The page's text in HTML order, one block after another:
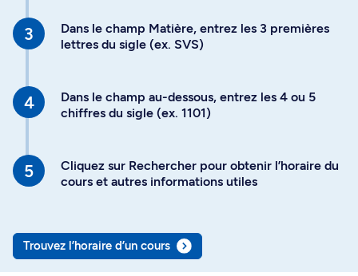
Dans le champ Matière, entrez les 3 premières
lettres du sigle (ex. SVS)
Dans le champ au-dessous, entrez les 4 ou 5
chiffres du sigle (ex. 1101)
Cliquez sur Rechercher pour obtenir l’horaire du
cours et autres informations utiles
Trouvez l’horaire d’un cours